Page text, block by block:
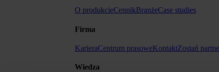
O produkcieCennikBranżeCase studies
Firma
KarieraCentrum prasoweKontaktZostań
Wiedza